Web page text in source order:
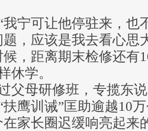
宁可让他停驻来，也
，应该是我去看心思
，距离期末检修还有
休学。
父母研修班，专揽东
鹰训诫”匡助逾越10
家长圈迟缓响亮起来